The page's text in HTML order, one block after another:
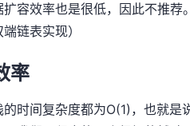
容效率也是很低，因此不推
链表实现）
率
时间复杂度都为O(1)，也就